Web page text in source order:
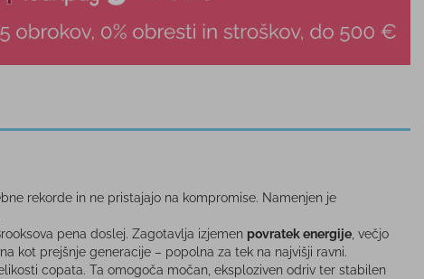
rekorde in ne pristajajo na kompromise. Namenjen je
pena doslej. Zagotavlja izjemen povratek energije, večjo
kot prejšnje generacije – popolna za tek na najvišji ravni.
copata. Ta omogoča močan, eksploziven odriv ter stabilen